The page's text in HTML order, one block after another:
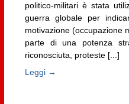
politico-militari è stata
guerra globale per
motivazione (occupazione
parte di una potenza
riconosciuta, proteste [...]
Leggi →